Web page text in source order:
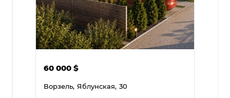
60 000$
Ворзель, Яблунская, 30